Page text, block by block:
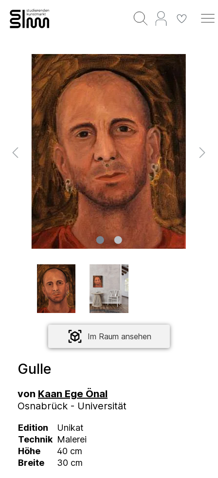
Im Raum ansehen
Gulle
von Kaan Ege Önal
Osnabrück - Universität
Edition
Unikat
Technik Malerei
Höhe
40 cm
Breite
30 cm